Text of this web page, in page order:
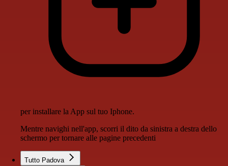
per installare la App sul tuo Iphone.
Mentre navighi nell'app, scorri il dito da sinistra a destra dello
schermo per tornare alle pagine precedenti
Tutto Padova